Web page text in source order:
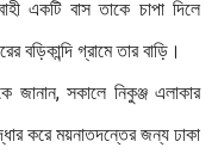
একটি বাস তাকে চাপা দিলে
বড়িকান্দি গ্রামে তার বাড়ি।
জানান, সকালে নিকুঞ্জ এলাকার
করে ময়নাতদন্তের জন্য ঢাকা